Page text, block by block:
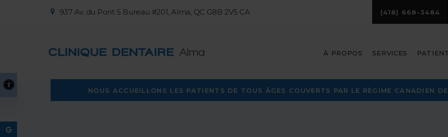
Version accessible
937 Av. du Pont S Bureau #201 Alma QC G8B 2V5 CA (418) 668-3484
À PROPOS SERVICES
NOUS ACCUEILLONS LES PATIENTS DE TOUS ÂGES COUVERTS PAR LE RÉGIME CANADIEN